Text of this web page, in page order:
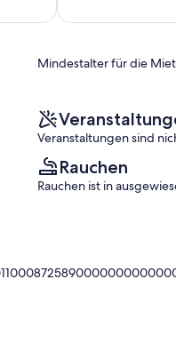
Mindestalter für die
Veranstaltungen sind
Rauchen
Rauchen ist in